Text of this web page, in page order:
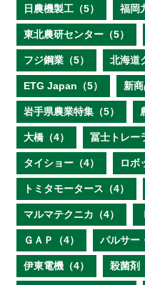
日農機製工（5） 福岡
東北農研センター（5）
フジ鋼業（5） 北海道
ETG Japan（5） 新商
岩手県農業特集（5）
大橋（4） 冨士トレー
タイショー（4） ロボ
トミタモータース（4）
マルマテクニカ（4）
ＧＡＰ（4） パルサー
伊東電機（4） 殺菌剤